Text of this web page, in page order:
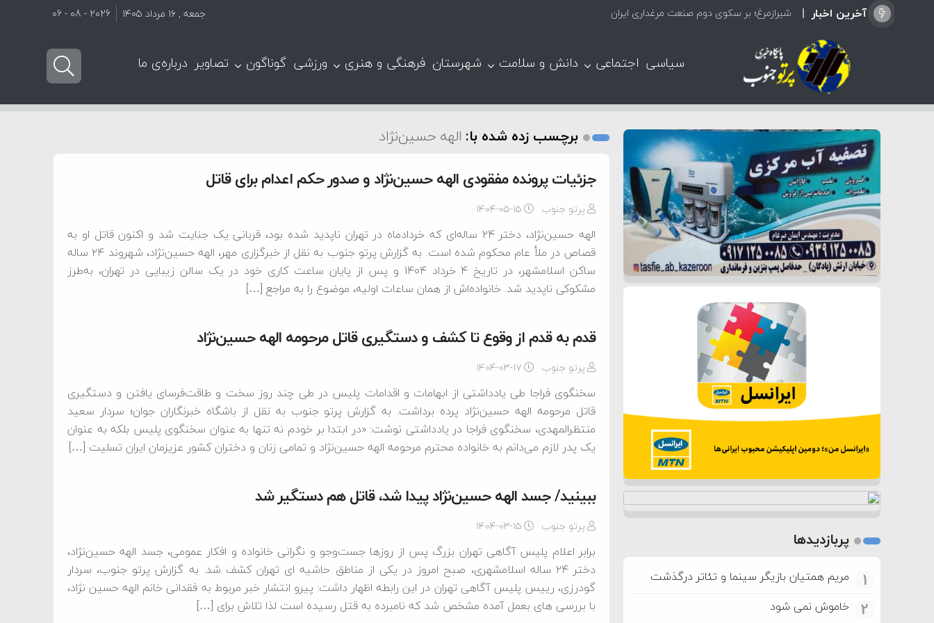
آخرین اخبار شیرازمرغ؛ بر سکوی دوم صنعت مرغداری ایران جمعه , ۱۶ مرداد ۱۴۰۵ 2026 - 08 - 06
سیاسی اجتماعی دانش و سلامت شهرستان فرهنگی و هنری ورزشی گوناگون تصاویر درباره‌ی ما
برچسب زده شده با: الهه حسین‌نژاد
جزئیات پرونده مفقودی الهه حسین‌نژاد و صدور حکم اعدام برای قاتل
پرتو جنوب ۱۴۰۴-۰۵-۱۵
الهه حسین‌نژاد، دختر ۲۴ ساله‌ای که خردادماه در تهران ناپدید شده بود، قربانی یک جنایت شد و اکنون قاتل او به
قصاص در ملأ عام محکوم شده است. به گزارش پرتو جنوب به نقل از خبرگزاری مهر، الهه حسین‌نژاد، شهروند ۲۴ ساله
ساکن اسلامشهر، در تاریخ ۴ خرداد ۱۴۰۴ و پس از پایان ساعت کاری خود در یک سالن زیبایی در تهران، به‌طرز
مشکوکی ناپدید شد. خانواده‌اش از همان ساعات اولیه، موضوع را به مراجع […]
قدم به قدم از وقوع تا کشف و دستگیری قاتل مرحومه الهه حسین‌نژاد
پرتو جنوب ۱۴۰۴-۰۳-۱۷
سخنگوی فراجا طی یادداشتی از ابهامات و اقدامات پلیس در طی چند روز سخت و طاقت‌فرسای یافتن و دستگیری
قاتل مرحومه الهه حسین‌نژاد پرده برداشت. به گزارش پرتو جنوب به نقل از باشگاه خبرنگاران جوان؛ سردار سعید
منتظرالمهدی، سخنگوی فراجا در یادداشتی نوشت: «در ابتدا بر خودم نه تنها به عنوان سخنگوی پلیس بلکه به عنوان
یک پدر لازم می‌دانم به خانواده محترم مرحومه الهه حسین‌نژاد و تمامی زنان و دختران کشور عزیزمان ایران تسلیت […]
ببینید/ جسد الهه حسین‌نژاد پیدا شد، قاتل هم دستگیر شد
پرتو جنوب ۱۴۰۴-۰۳-۱۵
برابر اعلام پلیس آگاهی تهران بزرگ پس از روزها جست‌وجو و نگرانی خانواده و افکار عمومی، جسد الهه حسین‌نژاد،
دختر ۲۴ ساله اسلامشهری، صبح امروز در یکی از مناطق حاشیه ای تهران کشف شد. به گزارش پرتو جنوب، سردار
گودرزی، رییس پلیس آگاهی تهران در این رابطه اظهار داشت: پیرو انتشار خبر مربوط به فقدانی خانم الهه حسین نژاد،
با بررسی های بعمل آمده مشخص شد که نامبرده به قتل رسیده است لذا تلاش برای […]
پربازدیدها
1 مریم همتیان بازیگر سینما و تئاتر درگذشت
2 خاموش نمی شود